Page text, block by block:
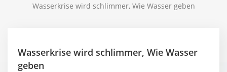
Wasserkrise wird schlimmer, Wie Wasser geben
Wasserkrise wird schlimmer, Wie Wasser
geben